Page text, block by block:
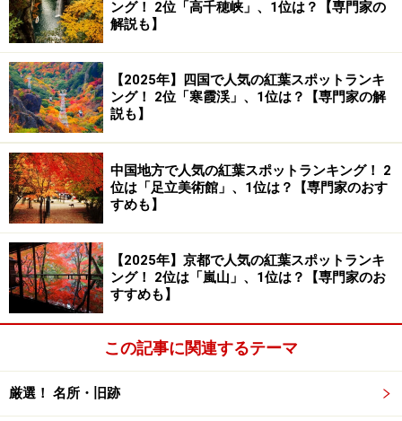
自然が作り出した天然の展望台、大観峰
熊本空港から国道57号線に出て、阿蘇市内へ。国道212
号線で小国、日田方面に向かいましょう。阿蘇内牧温泉
のあたりから外輪山を越えるために上り坂ときついカー
ブが続きます。坂を上りきった所に菊池阿蘇スカイライ
ン（県道45号線）との立体交差があり、ここの手前で案
内に従って右折、菊池阿蘇スカイラインに入ります。
（ちょっと道がややこしいので注意！）外輪山の尾根を
走るようにして進むとすぐに大観峰への交差点があり、
ここを右折して突き当たりが大観峰の駐車場。車を止め
て展望台まで歩きます。
大観峰は標高936mの位置にあり阿蘇の外輪山の中で一番
ング！ 2位「高千穂峡」、1位は？【専門家の
解説も】
【2025年】四国で人気の紅葉スポットランキ
ング！ 2位「寒霞渓」、1位は？【専門家の解
説も】
中国地方で人気の紅葉スポットランキング！ 2
位は「足立美術館」、1位は？【専門家のおす
すめも】
【2025年】京都で人気の紅葉スポットランキ
ング！ 2位は「嵐山」、1位は？【専門家のお
すすめも】
この記事に関連するテーマ
厳選！ 名所・旧跡